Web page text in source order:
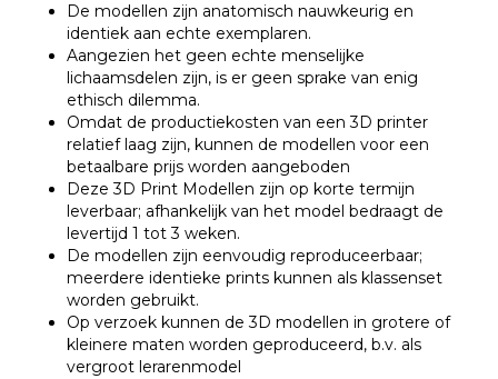
De modellen zijn anatomisch nauwkeurig en
identiek aan echte exemplaren.
Aangezien het geen echte menselijke
lichaamsdelen zijn, is er geen sprake van enig
ethisch dilemma.
Omdat de productiekosten van een 3D printer
relatief laag zijn, kunnen de modellen voor een
betaalbare prijs worden aangeboden
Deze 3D Print Modellen zijn op korte termijn
leverbaar; afhankelijk van het model bedraagt de
levertijd 1 tot 3 weken.
De modellen zijn eenvoudig reproduceerbaar;
meerdere identieke prints kunnen als klassenset
worden gebruikt.
Op verzoek kunnen de 3D modellen in grotere of
kleinere maten worden geproduceerd, b.v. als
vergroot lerarenmodel